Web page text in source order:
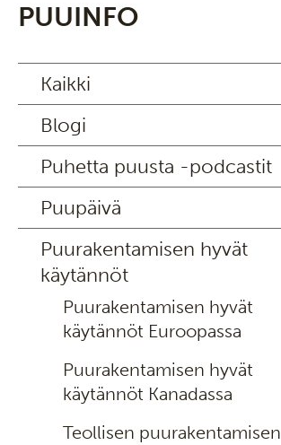
PUUINFO
Kaikki
Blogi
Puhetta puusta -podcastit
Puupäivä
Puurakentamisen hyvät
käytännöt
Puurakentamisen hyvät
käytännöt Euroopassa
Puurakentamisen hyvät
käytännöt Kanadassa
Teollisen puurakentamisen